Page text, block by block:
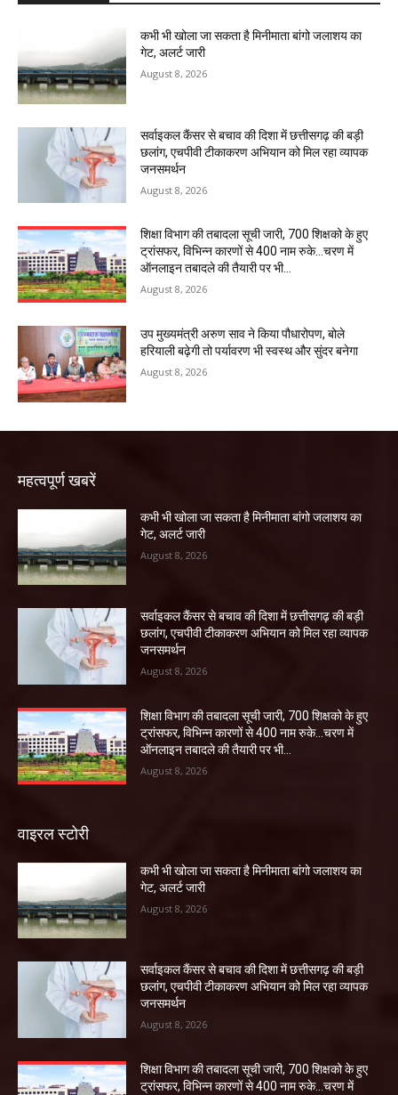
कभी भी खोला जा सकता है मिनीमाता बांगो जलाशय का
गेट, अलर्ट जारी
August 8, 2026
सर्वाइकल कैंसर से बचाव की दिशा में छत्तीसगढ़ की बड़ी
छलांग, एचपीवी टीकाकरण अभियान को मिल रहा व्यापक
जनसमर्थन
August 8, 2026
शिक्षा विभाग की तबादला सूची जारी, 700 शिक्षको के हुए
ट्रांसफर, विभिन्न कारणों से 400 नाम रुके…चरण में
ऑनलाइन तबादले की तैयारी पर भी...
August 8, 2026
उप मुख्यमंत्री अरुण साव ने किया पौधारोपण, बोले
हरियाली बढ़ेगी तो पर्यावरण भी स्वस्थ और सुंदर बनेगा
August 8, 2026
महत्वपूर्ण खबरें
कभी भी खोला जा सकता है मिनीमाता बांगो जलाशय का
गेट, अलर्ट जारी
August 8, 2026
सर्वाइकल कैंसर से बचाव की दिशा में छत्तीसगढ़ की बड़ी
छलांग, एचपीवी टीकाकरण अभियान को मिल रहा व्यापक
जनसमर्थन
August 8, 2026
शिक्षा विभाग की तबादला सूची जारी, 700 शिक्षको के हुए
ट्रांसफर, विभिन्न कारणों से 400 नाम रुके…चरण में
ऑनलाइन तबादले की तैयारी पर भी...
August 8, 2026
वाइरल स्टोरी
कभी भी खोला जा सकता है मिनीमाता बांगो जलाशय का
गेट, अलर्ट जारी
August 8, 2026
सर्वाइकल कैंसर से बचाव की दिशा में छत्तीसगढ़ की बड़ी
छलांग, एचपीवी टीकाकरण अभियान को मिल रहा व्यापक
जनसमर्थन
August 8, 2026
शिक्षा विभाग की तबादला सूची जारी, 700 शिक्षको के हुए
ट्रांसफर, विभिन्न कारणों से 400 नाम रुके…चरण में